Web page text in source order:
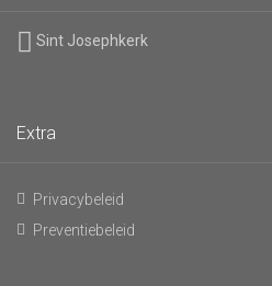
Sint Josephkerk
Extra
Privacybeleid
Preventiebeleid